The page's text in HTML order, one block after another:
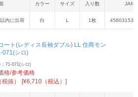
カラー サイズ 入り数 JAN
内に出荷 白 Ｌ 1枚
ート(レディス長袖ダブル) LL 住商モン
071(シロ)
：71-071(シロ)
格/参考価格
（税抜） [¥6,710（税込）]